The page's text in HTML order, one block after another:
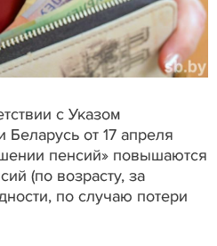
с Указом
от 17 апреля
пенсий» повышаются
(по возрасту, за
по случаю потери